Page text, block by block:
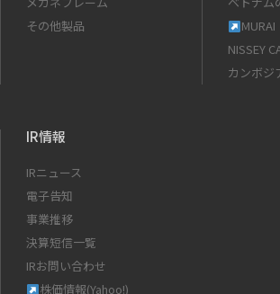
その他製品
MURAI
NISSEY
カンボジ
IR情報
IRニュース
電子告知
事業推移
決算短信一覧
IRお問い合わせ
株価情報(Yahoo!)